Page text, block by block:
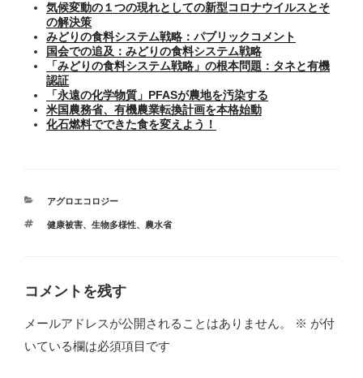
気候変動の１つの現れとしての新型コロナウイルスとそ
の解決策
みどりの食料システム戦略：パブリックコメント
国会での追及：みどりの食料システム戦略
「みどりの食料システム戦略」の根本問題：タネと有機
認証
「永遠の化学物質」PFASが農地を汚染する
米国農務省、有機農業転換計画を本格始動
化石燃料でできた食を変えよう！
カ
ゴ
アグロエコロジー
タ
健康被害、 生物多様性、 農水省
コメントを残す
メールアドレスが公開されることはありません。 ※ が付
いている欄は必須項目です